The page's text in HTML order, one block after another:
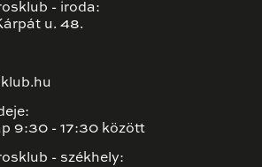
- iroda:
u. 48.
9:30 - 17:30 között
- székhely: